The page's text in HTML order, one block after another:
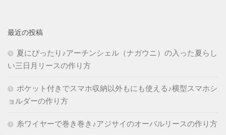
最近の投稿
夏にぴったり♪アーチンシェル（ナガウニ）の入った夏らし
い三日月リースの作り方
ポケット付きでスマホ収納以外もにも使える♪横型スマホシ
ョルダーの作り方
糸ワイヤーで巻き巻き♪アジサイのオーバルリースの作り方